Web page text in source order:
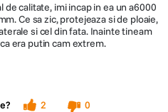
calitate, imi incap in ea un a6000
Ce sa zic, protejeaza si de ploaie,
si cel din fata. Inainte tineam
era putin cam extrem.
2
0